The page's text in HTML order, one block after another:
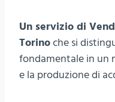
Un servizio di
Torinoche si
fondamentale in un
e la produzione di